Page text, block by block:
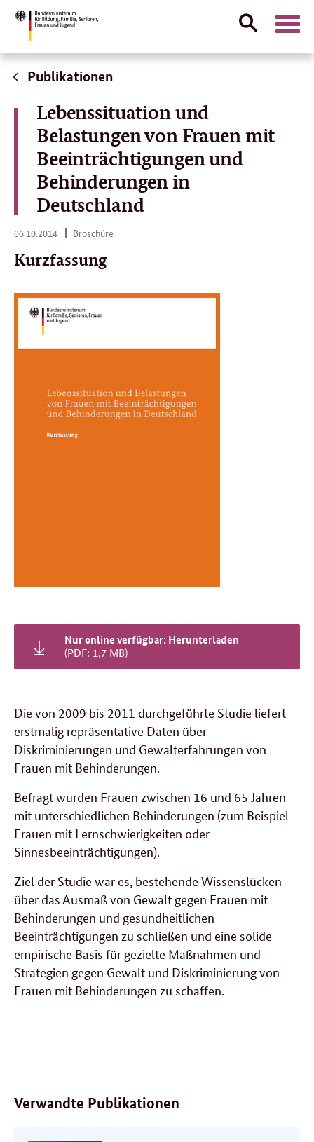
Direktlink:
Suche
Publikationen
Lebenssituation und
Belastungen von Frauen mit
Beeinträchtigungen und
Behinderungen in
Deutschland
06.10.2014 06.
2014
Broschüre
Kurzfassung
Nur online verfügbar: Herunterladen
(PDF: 1,7 MB)
Die von 2009 bis 2011 durchgeführte Studie liefert
erstmalig repräsentative Daten über
Diskriminierungen und Gewalterfahrungen von
Frauen mit Behinderungen.
Befragt wurden Frauen zwischen 16 und 65 Jahren
mit unterschiedlichen Behinderungen (zum Beispiel
Frauen mit Lernschwierigkeiten oder
Sinnesbeeinträchtigungen).
Ziel der Studie war es, bestehende Wissenslücken
über das Ausmaß von Gewalt gegen Frauen mit
Behinderungen und gesundheitlichen
Beeinträchtigungen zu schließen und eine solide
empirische Basis für gezielte Maßnahmen und
Strategien gegen Gewalt und Diskriminierung von
Frauen mit Behinderungen zu schaffen.
Verwandte Publikationen